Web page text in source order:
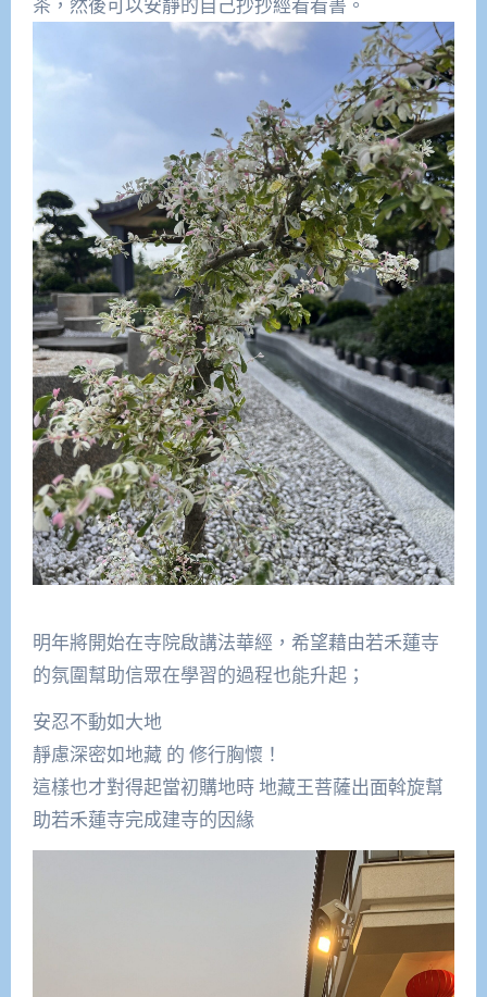
明年將開始在寺院啟講法華經，希望藉由若禾蓮寺
的氛圍幫助信眾在學習的過程也能升起；
安忍不動如大地
靜慮深密如地藏 的 修行胸懷！
這樣也才對得起當初購地時 地藏王菩薩出面斡旋幫
助若禾蓮寺完成建寺的因緣